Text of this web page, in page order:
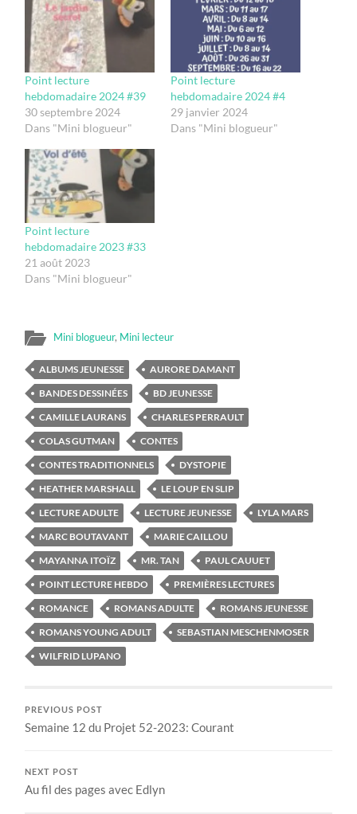
Point lecture
hebdomadaire 2024 #39
30 septembre 2024
Dans "Mini blogueur"
Point lecture
hebdomadaire 2024 #4
29 janvier 2024
Dans "Mini blogueur"
Point lecture
hebdomadaire 2023 #33
21 août 2023
Dans "Mini blogueur"
Mini blogueur, Mini lecteur
ALBUMS JEUNESSE
AURORE DAMANT
BANDES DESSINÉES
BD JEUNESSE
CAMILLE LAURANS
CHARLES PERRAULT
COLAS GUTMAN
CONTES
CONTES TRADITIONNELS
DYSTOPIE
HEATHER MARSHALL
LE LOUP EN SLIP
LECTURE ADULTE
LECTURE JEUNESSE
LYLA MARS
MARC BOUTAVANT
MARIE CAILLOU
MAYANNA ITOÏZ
MR. TAN
PAUL CAUUET
POINT LECTURE HEBDO
PREMIÈRES LECTURES
ROMANCE
ROMANS ADULTE
ROMANS JEUNESSE
ROMANS YOUNG ADULT
SEBASTIAN MESCHENMOSER
WILFRID LUPANO
PREVIOUS POST
Semaine 12 du Projet 52-2023: Courant
NEXT POST
Au fil des pages avec Edlyn